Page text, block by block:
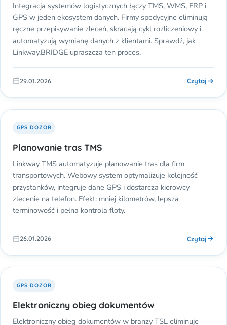
Integracja systemów logistycznych łączy TMS, WMS, ERP i
GPS w jeden ekosystem danych. Firmy spedycyjne eliminują
ręczne przepisywanie zleceń, skracają cykl rozliczeniowy i
automatyzują wymianę danych z klientami. Sprawdź, jak
Linkway.BRIDGE upraszcza ten proces.
29.01.2026 Czytaj
GPS DOZOR
Planowanie tras TMS
Linkway TMS automatyzuje planowanie tras dla firm
transportowych. Webowy system optymalizuje kolejność
przystanków, integruje dane GPS i dostarcza kierowcy
zlecenie na telefon. Efekt: mniej kilometrów, lepsza
terminowość i pełna kontrola floty.
26.01.2026 Czytaj
GPS DOZOR
Elektroniczny obieg dokumentów
Elektroniczny obieg dokumentów w branży TSL eliminuje